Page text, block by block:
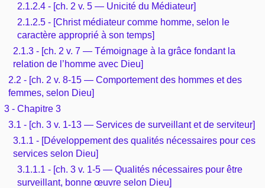
2.1.2.4 - [ch. 2 v. 5 — Unicité du Médiateur]
2.1.2.5 - [Christ médiateur comme homme, selon le
caractère approprié à son temps]
2.1.3 - [ch. 2 v. 7 — Témoignage à la grâce fondant la
relation de l’homme avec Dieu]
2.2 - [ch. 2 v. 8-15 — Comportement des hommes et des
femmes, selon Dieu]
3 - Chapitre 3
3.1 - [ch. 3 v. 1-13 — Services de surveillant et de serviteur]
3.1.1 - [Développement des qualités nécessaires pour ces
services selon Dieu]
3.1.1.1 - [ch. 3 v. 1-5 — Qualités nécessaires pour être
surveillant, bonne œuvre selon Dieu]